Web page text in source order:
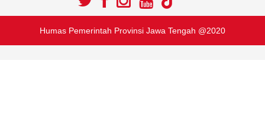
Humas Pemerintah Provinsi Jawa Tengah @2020